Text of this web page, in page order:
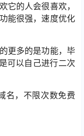
它的人会很喜欢，
能很强，速度优化
更多的是功能，毕
可以自己进行二次
名，不限次数免费